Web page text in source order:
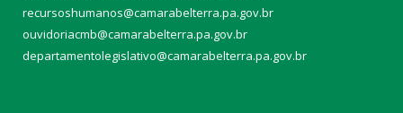
recursoshumanos@camarabelterra.pa.gov.br
ouvidoriacmb@camarabelterra.pa.gov.br
departamentolegislativo@camarabelterra.pa.gov.br